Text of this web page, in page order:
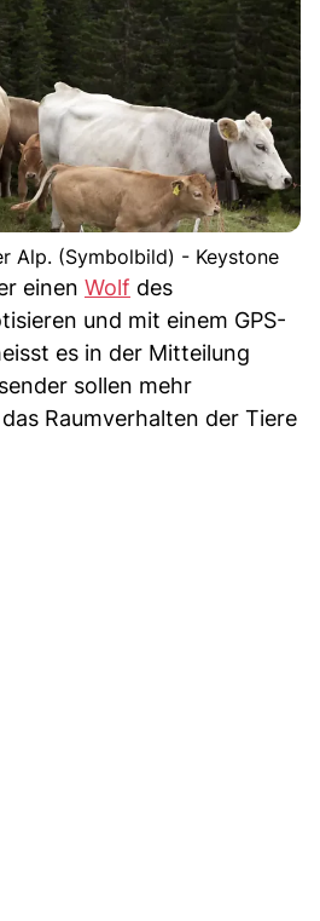
Alp. (Symbolbild) - Keystone
einen Wolf des
und mit einem GPS-
es in der Mitteilung
sollen mehr
Raumverhalten der Tiere